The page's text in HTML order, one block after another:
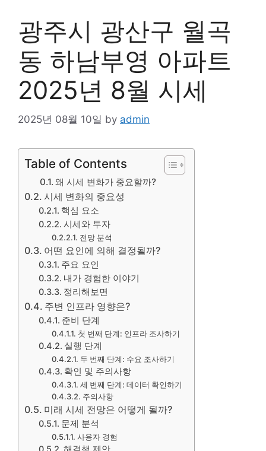
광주시 광산구 월곡
동 하남부영 아파트
2025년 8월 시세
2025년 08월 10일 by admin
Table of Contents
왜 시세 변화가 중요할까?
시세 변화의 중요성
핵심 요소
시세와 투자
전망 분석
어떤 요인에 의해 결정될까?
주요 요인
내가 경험한 이야기
정리해보면
주변 인프라 영향은?
준비 단계
첫 번째 단계: 인프라 조사하기
실행 단계
두 번째 단계: 수요 조사하기
확인 및 주의사항
세 번째 단계: 데이터 확인하기
주의사항
미래 시세 전망은 어떻게 될까?
문제 분석
사용자 경험